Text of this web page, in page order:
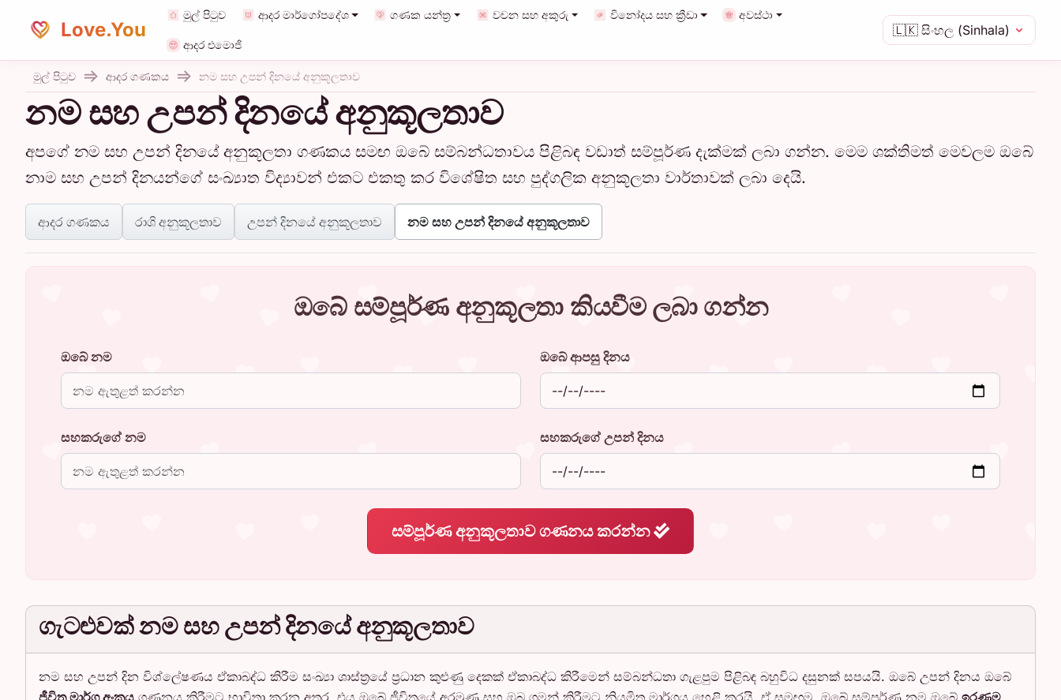
Love.You 🇱🇰 සිංහල (Sinhala)
මුල් පිටුව ආදර මාර්ගෝපදේශ ගණක යන්ත්‍ර වචන සහ අකුරු විනෝදය සහ ක්‍රීඩා අවස්ථා
ආදර එමොජි
මුල් පිටුව ආදර ගණකය නම සහ උපන් දිනයේ අනුකූලතාව
නම සහ උපන් දිනයේ අනුකූලතාව
අපගේ නම සහ උපන් දිනයේ අනුකූලතා ගණකය සමඟ ඔබේ සම්බන්ධතාවය පිළිබඳ වඩාත් සම්පූර්ණ දැක්මක් ලබා ගන්න. මෙම ශක්තිමත් මෙවලම ඔබේ
නාම සහ උපන් දිනයන්ගේ සංඛ්‍යාත විද්‍යාවන් එකට එකතු කර විශේෂිත සහ පුද්ගලික අනුකූලතා වාර්තාවක් ලබා දෙයි.
ආදර ගණකය රාශි අනුකූලතාව උපන් දිනයේ අනුකූලතාව නම සහ උපන් දිනයේ අනුකූලතාව
ඔබේ සම්පූර්ණ අනුකූලතා කියවීම ලබා ගන්න
ඔබේ නම ඔබේ ආපසු දිනය
සහකරුගේ නම සහකරුගේ උපන් දිනය
සම්පූර්ණ අනුකූලතාව ගණනය කරන්න
ගැටළුවක් නම සහ උපන් දිනයේ අනුකූලතාව
නම සහ උපන් දින විශ්ලේෂණය ඒකාබද්ධ කිරීම සංඛ්‍යා ශාස්ත්‍රයේ ප්‍රධාන කුළුණු දෙකක් ඒකාබද්ධ කිරීමෙන් සම්බන්ධතා ගැළපුම පිළිබඳ බහුවිධ දසුනක් සපයයි. ඔබේ උපන් දිනය ඔබේ
ජීවිත මාර්ග අංකය ගණනය කිරීමට භාවිතා කරන අතර, එය ඔබේ ජීවිතයේ අරමුණ සහ ඔබ ගමන් කිරීමට නියමිත මාර්ගය හෙළි කරයි. ඒ සමඟම, ඔබේ සම්පූර්ණ නම ඔබේ ඉරණම